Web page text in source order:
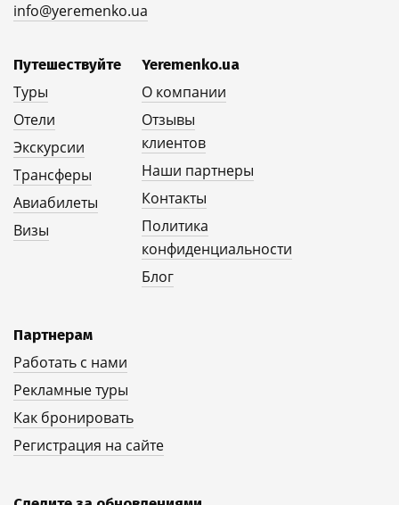
info@yeremenko.ua
Путешествуйте
Туры
Отели
Экскурсии
Трансферы
Авиабилеты
Визы
Yeremenko.ua
О компании
Отзывы
клиентов
Наши партнеры
Контакты
Политика
конфиденциальности
Блог
Партнерам
Работать с нами
Рекламные туры
Как бронировать
Регистрация на сайте